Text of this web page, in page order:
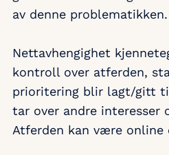
av denne problematikken.
Nettavhengighet
kontroll over atferden,
prioritering blir lagt/gitt
tar over andre interesser
Atferden kan være